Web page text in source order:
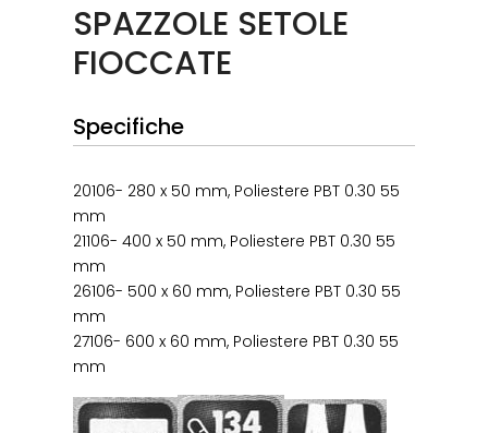
SPAZZOLE SETOLE
FIOCCATE
Specifiche
20106- 280 x 50 mm, Poliestere PBT 0.30 55
mm
21106- 400 x 50 mm, Poliestere PBT 0.30 55
mm
26106- 500 x 60 mm, Poliestere PBT 0.30 55
mm
27106- 600 x 60 mm, Poliestere PBT 0.30 55
mm